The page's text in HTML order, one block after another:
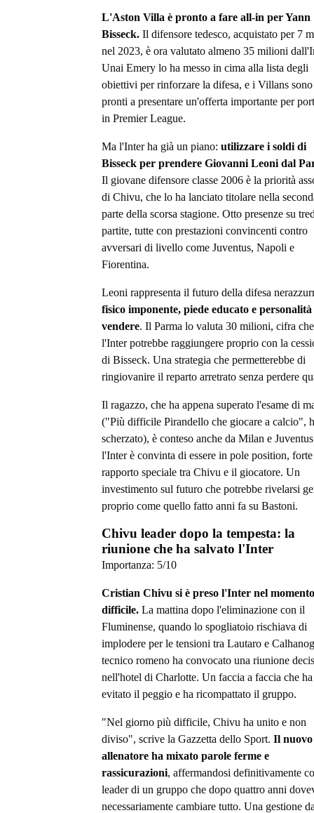
L'Aston Villa è pronto a fare all-in per Yann
Bisseck. Il difensore tedesco, acquistato per 7
nel 2023, è ora valutato almeno 35 milioni
Unai Emery lo ha messo in cima alla lista degli
obiettivi per rinforzare la difesa, e i Villans sono
pronti a presentare un'offerta importante per
in Premier League.
Ma l'Inter ha già un piano: utilizzare i soldi di
Bisseck per prendere Giovanni Leoni dal
Il giovane difensore classe 2006 è la priorità
di Chivu, che lo ha lanciato titolare nella
parte della scorsa stagione. Otto presenze su
partite, tutte con prestazioni convincenti contro
avversari di livello come Juventus, Napoli e
Fiorentina.
Leoni rappresenta il futuro della difesa
fisico imponente, piede educato e
vendere. Il Parma lo valuta 30 milioni, cifra che
l'Inter potrebbe raggiungere proprio con la
di Bisseck. Una strategia che permetterebbe di
ringiovanire il reparto arretrato senza perdere
Il ragazzo, che ha appena superato l'esame di
("Più difficile Pirandello che giocare a calcio",
scherzato), è conteso anche da Milan e
l'Inter è convinta di essere in pole position,
rapporto speciale tra Chivu e il giocatore. Un
investimento sul futuro che potrebbe rivelarsi
proprio come quello fatto anni fa su Bastoni.
Chivu leader dopo la tempesta: la
riunione che ha salvato l'Inter
Importanza: 5/10
Cristian Chivu si è preso l'Inter nel
difficile. La mattina dopo l'eliminazione con il
Fluminense, quando lo spogliatoio rischiava di
implodere per le tensioni tra Lautaro e
tecnico romeno ha convocato una riunione
nell'hotel di Charlotte. Un faccia a faccia che ha
evitato il peggio e ha ricompattato il gruppo.
"Nel giorno più difficile, Chivu ha unito e non
diviso", scrive la Gazzetta dello Sport. Il nuovo
allenatore ha mixato parole ferme e
rassicurazioni, affermandosi definitivamente
leader di un gruppo che dopo quattro anni
necessariamente cambiare tutto. Una gestione